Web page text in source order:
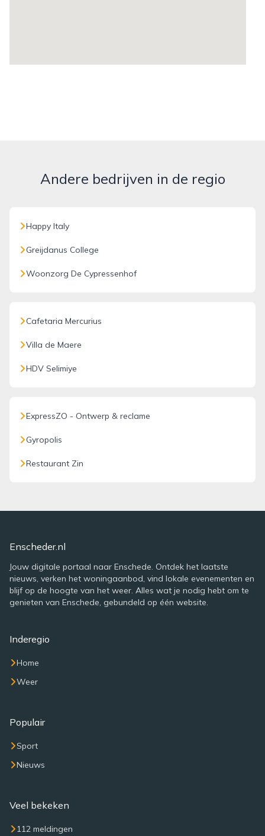
Andere bedrijven in de regio
Happy Italy
Greijdanus College
Woonzorg De Cypressenhof
Cafetaria Mercurius
Villa de Maere
HDV Selimiye
ExpressZO - Ontwerp & reclame
Gyropolis
Restaurant Zin
Enscheder.nl
Jouw digitale portaal naar Enschede. Ontdek het laatste
nieuws, verken het woningaanbod, vind lokale evenementen en
blijf op de hoogte van het weer. Alles wat je nodig hebt om te
genieten van Enschede, gebundeld op één website.
Inderegio
Home
Weer
Populair
Sport
Nieuws
Veel bekeken
112 meldingen